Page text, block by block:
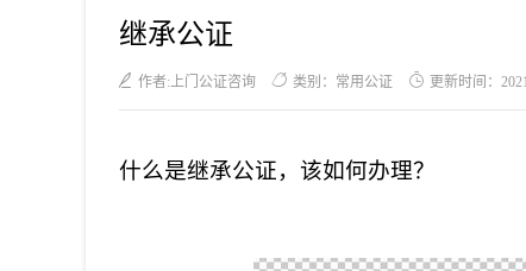
继承公证
作者:上门公证咨询 类别：常用公证 更新时间：
什么是继承公证，该如何办理？